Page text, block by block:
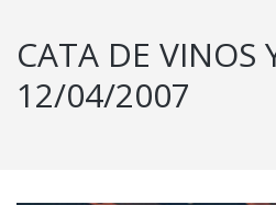
CATA DE VINOS
12/04/2007